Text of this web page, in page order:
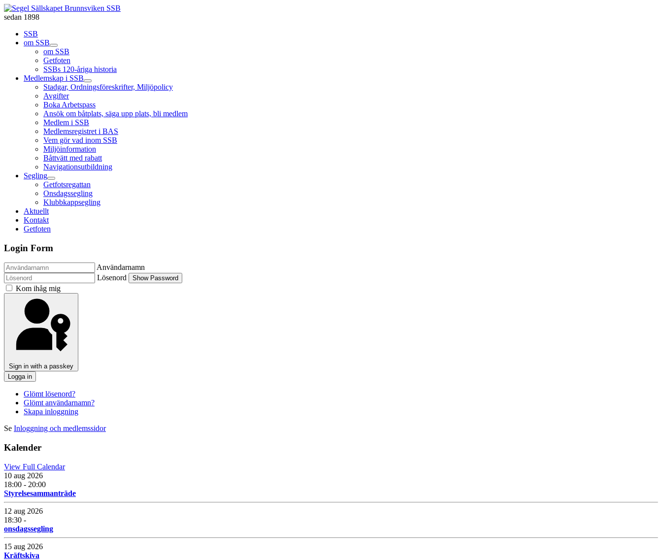
sedan 1898
SSB
om SSB
om SSB
Getfoten
SSBs 120-åriga historia
Medlemskap i SSB
Stadgar, Ordningsföreskrifter, Miljöpolicy
Avgifter
Boka Arbetspass
Ansök om båtplats, säga upp plats, bli medlem
Medlem i SSB
Medlemsregistret i BAS
Vem gör vad inom SSB
Miljöinformation
Båttvätt med rabatt
Navigationsutbildning
Segling
Getfotsregattan
Onsdagssegling
Klubbkappsegling
Aktuellt
Kontakt
Getfoten
Login Form
Användarnamn
Lösenord
Show Password
Kom ihåg mig
Sign in with a passkey
Logga in
Glömt lösenord?
Glömt användarnamn?
Skapa inloggning
Se Inloggning och medlemssidor
Kalender
View Full Calendar
10 aug 2026
18:00 - 20:00
Styrelsesammanträde
12 aug 2026
18:30 -
onsdagssegling
15 aug 2026
Kräftskiva